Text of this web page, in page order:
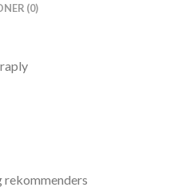
(0)
rekommenders